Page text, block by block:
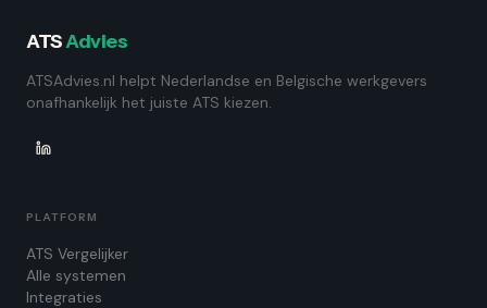
ATSAdvies
ATSAdvies.nl helpt Nederlandse en Belgische werkgevers
onafhankelijk het juiste ATS kiezen.
PLATFORM
ATS Vergelijker
Alle systemen
Integraties